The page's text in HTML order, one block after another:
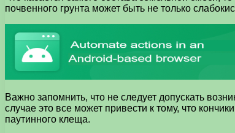
почвенного грунта может быть не только
Важно запомнить, что не следует допускать
случае это все может привести к тому, что
паутинного клеща.